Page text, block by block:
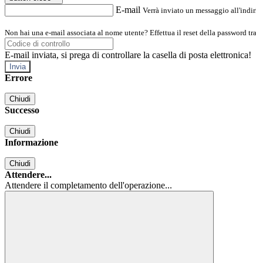
E-mail Verrà inviato un messaggio
Non hai una e-mail associata al nome utente? Effettua il reset della password
E-mail inviata, si prega di controllare la casella di posta elettronica!
Errore
Chiudi
Successo
Chiudi
Informazione
Chiudi
Attendere...
Attendere il completamento dell'operazione...